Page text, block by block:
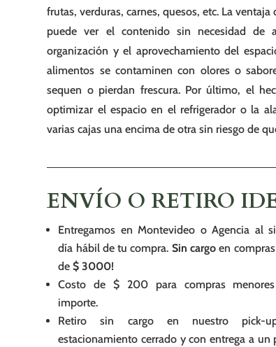
frutas, verduras, carnes, quesos, etc. La
puede ver el contenido sin necesidad
organización y el aprovechamiento del
alimentos se contaminen con olores o
sequen o pierdan frescura. Por último, el
optimizar el espacio en el refrigerador o la
varias cajas una encima de otra sin riesgo de
ENVÍO O RETIRO
Entregamos en Montevideo o Agencia al
día hábil de tu compra. Sin cargo en
de $ 3000!
Costo de $ 200 para compras
importe.
Retiro sin cargo en nuestro pick-
estacionamiento cerrado y con entrega a un